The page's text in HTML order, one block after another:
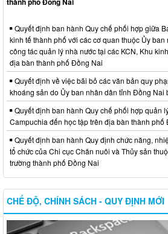
Quyết định ban hành Quy chế phối hợp giữa
kinh tế thành phố với các cơ quan thuộc Ủy
công tác quản lý nhà nước tại các KCN, Khu
địa bàn thành phố Đồng Nai
Quyết định về việc bãi bỏ các văn bản quy
khoáng sản do Ủy ban nhân dân tỉnh Đồng Nai
Quyết định ban hành Quy chế phối hợp quản
Campuchia đến học tập trên địa bàn thành phố
Quyết định ban hành Quy định chức năng,
tổ chức của Chi cục Chăn nuôi và Thủy sản
trường thành phố Đồng Nai
CHẾ ĐỘ, CHÍNH SÁCH - QUY ĐỊNH MỚI